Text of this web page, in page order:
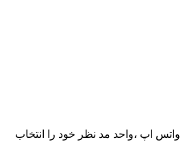
اپ ،واحد مد نظر خود را انتخاب